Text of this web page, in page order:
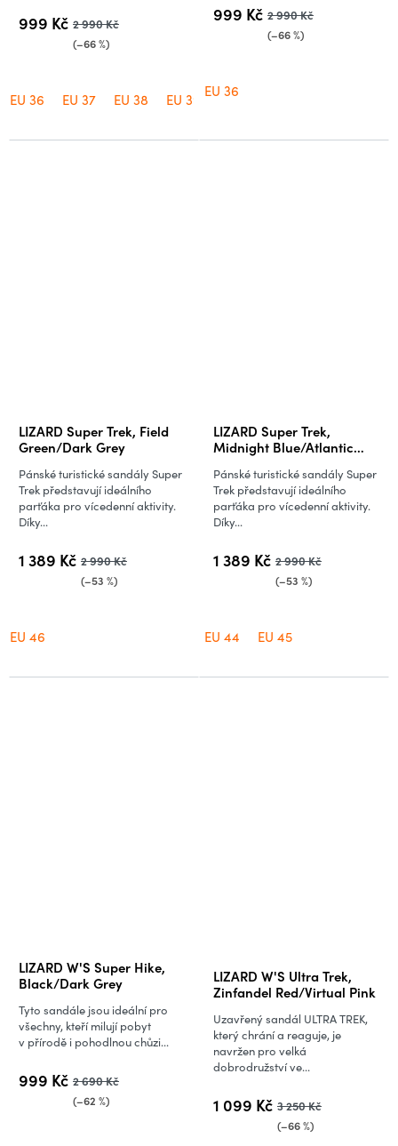
999 Kč 2 990 Kč
(–66 %)
EU 36 EU 37 EU 38 EU 39
5
hvězdiček.
999 Kč 2 990 Kč
(–66 %)
EU 36
LIZARD Super Trek, Field
Green/Dark Grey
hodnocení
produktu
je
1,0
5
hvězdiček.
1 389 Kč 2 990 Kč
(–53 %)
Pánské turistické sandály Super
Trek představují ideálního
parťáka pro vícedenní aktivity.
Díky...
EU 46
LIZARD Super Trek,
Midnight Blue/Atlantic
hodnocení
produktu
je
5,0
5
hvězdiček.
1 389 Kč 2 990 Kč
(–53 %)
Pánské turistické sandály Super
Trek představují ideálního
parťáka pro vícedenní aktivity.
Díky...
EU 44 EU 45
LIZARD W'S Super Hike,
Black/Dark Grey
Průměrné
hodnocení
produktu
je
4,0
5
999 Kč 2 690 Kč
(–62 %)
Tyto sandále jsou ideální pro
všechny, kteří milují pobyt
v přírodě i pohodlnou chůzi...
LIZARD W'S Ultra Trek,
Zinfandel Red/Virtual Pink
1 099 Kč 3 250 Kč
(–66 %)
Uzavřený sandál ULTRA TREK,
který chrání a reaguje, je
navržen pro velká
dobrodružství ve...